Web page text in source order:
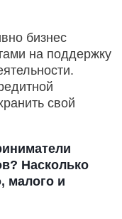
бизнес
на поддержку
свой
Насколько
малого и